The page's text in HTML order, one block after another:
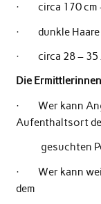
· circa 170 cm
· dunkle Haare
· circa 28 – 35
Die
· Wer kann
Aufenthaltsort
gesuchten
· Wer kann
dem